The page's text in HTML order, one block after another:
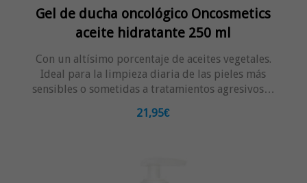
Gel de ducha oncológico Oncosmetics
aceite hidratante 250 ml
Con un altísimo porcentaje de aceites vegetales.
Ideal para la limpieza diaria de las pieles más
sensibles o sometidas a tratamientos agresivos…
21,95€